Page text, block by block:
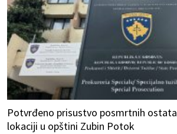
Potvrđeno prisustvo posmrtnih
lokaciji u opštini Zubin Potok